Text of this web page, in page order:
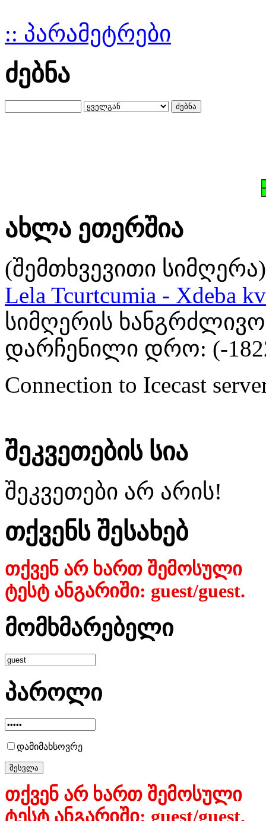
:: პარამეტრები
ძებნა
ახლა ეთერშია
(შემთხვევითი სიმღერა)
Lela Tcurtcumia - Xdeba
სიმღერის
დარჩენილი დრო: (-
Connection to Icecast
შეკვეთების სია
შეკვეთები არ არის!
თქვენს შესახებ
თქვენ არ ხართ შემოსული
ტესტ ანგარიში: guest/guest.
მომხმარებელი
პაროლი
დამიმახსოვრე
თქვენ არ ხართ შემოსული
ტესტ ანგარიში: guest/guest.